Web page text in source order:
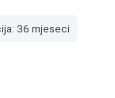
36 mjeseci